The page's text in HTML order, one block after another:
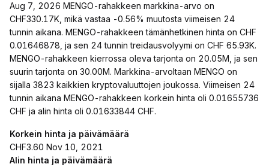
Aug 7, 2026 MENGO-rahakkeen markkina-arvo on
CHF330.17K, mikä vastaa -0.56% muutosta viimeisen 24
tunnin aikana. MENGO-rahakkeen tämänhetkinen hinta on CHF
0.01646878, ja sen 24 tunnin treidausvolyymi on CHF 65.93K.
MENGO-rahakkeen kierrossa oleva tarjonta on 20.05M, ja sen
suurin tarjonta on 30.00M. Markkina-arvoltaan MENGO on
sijalla 3823 kaikkien kryptovaluuttojen joukossa. Viimeisen 24
tunnin aikana MENGO-rahakkeen korkein hinta oli 0.01655736
CHF ja alin hinta oli 0.01633844 CHF.
Korkein hinta ja päivämäärä
CHF3.60 Nov 10, 2021
Alin hinta ja päivämäärä